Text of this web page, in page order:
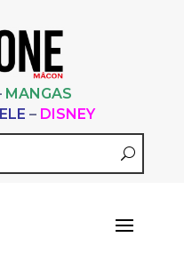
MANGAS
– DISNEY